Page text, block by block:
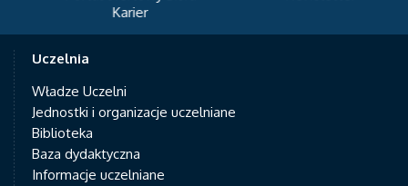
Karier
Uczelnia
Władze Uczelni
Jednostki i organizacje uczelniane
Biblioteka
Baza dydaktyczna
Informacje uczelniane